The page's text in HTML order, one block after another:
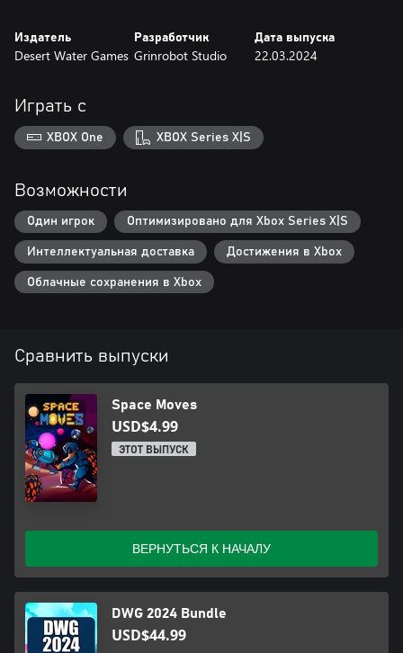
Издатель
Desert Water Games
Разработчик
Grinrobot Studio
Дата выпуска
22.03.2024
Играть с
XBOX One XBOX Series X|S
Возможности
Один игрок Оптимизировано для Xbox Series X|S
Интеллектуальная доставка Достижения в Xbox
Облачные сохранения в Xbox
Сравнить выпуски
Space Moves
USD$4.99
ЭТОТ ВЫПУСК
ВЕРНУТЬСЯ К НАЧАЛУ
DWG 2024 Bundle
USD$44.99